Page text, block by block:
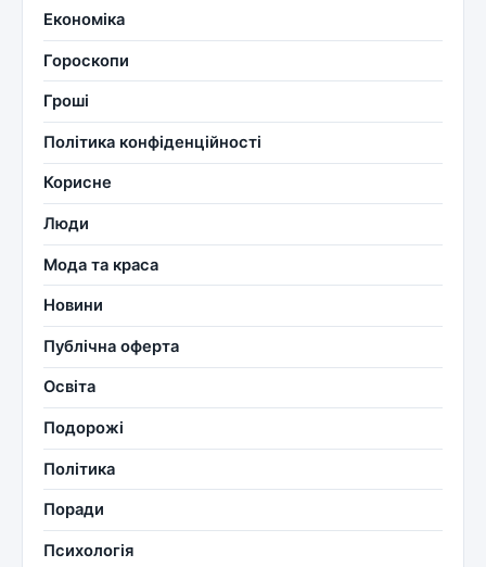
Економіка
Гороскопи
Гроші
Політика конфіденційності
Корисне
Люди
Мода та краса
Новини
Публічна оферта
Освіта
Подорожі
Політика
Поради
Психологія